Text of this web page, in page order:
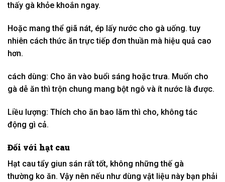
thấy gà khỏe khoắn ngay.
Hoặc mang thể giã nát, ép lấy nước cho gà uống.tuy
nhiên cách thức ăn trực tiếp đơn thuần mà hiệu quả cao
hơn.
cách dùng: Cho ăn vào buổi sáng hoặc trưa. Muốn cho
gà dễ ăn thì trộn chung mang bột ngô và ít nước là được.
Liều lượng: Thích cho ăn bao lăm thì cho, không tác
động gì cả.
Đối với hạt cau
Hạt cau tẩy giun sán rất tốt, không những thế gà
thường ko ăn. Vậy nên nếu như dùng vật liệu này bạn phải